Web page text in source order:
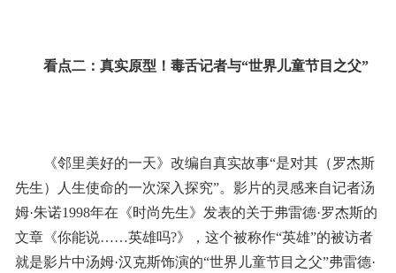
看点二：真实原型！毒舌记者与“世界儿童节目之父”
《邻里美好的一天》改编自真实故事“是对其（罗杰斯
先生）人生使命的一次深入探究”。影片的灵感来自记者汤
姆·朱诺1998年在《时尚先生》发表的关于弗雷德·罗杰斯的
文章《你能说……英雄吗?》，这个被称作“英雄”的被访者
就是影片中汤姆·汉克斯饰演的“世界儿童节目之父”弗雷德·